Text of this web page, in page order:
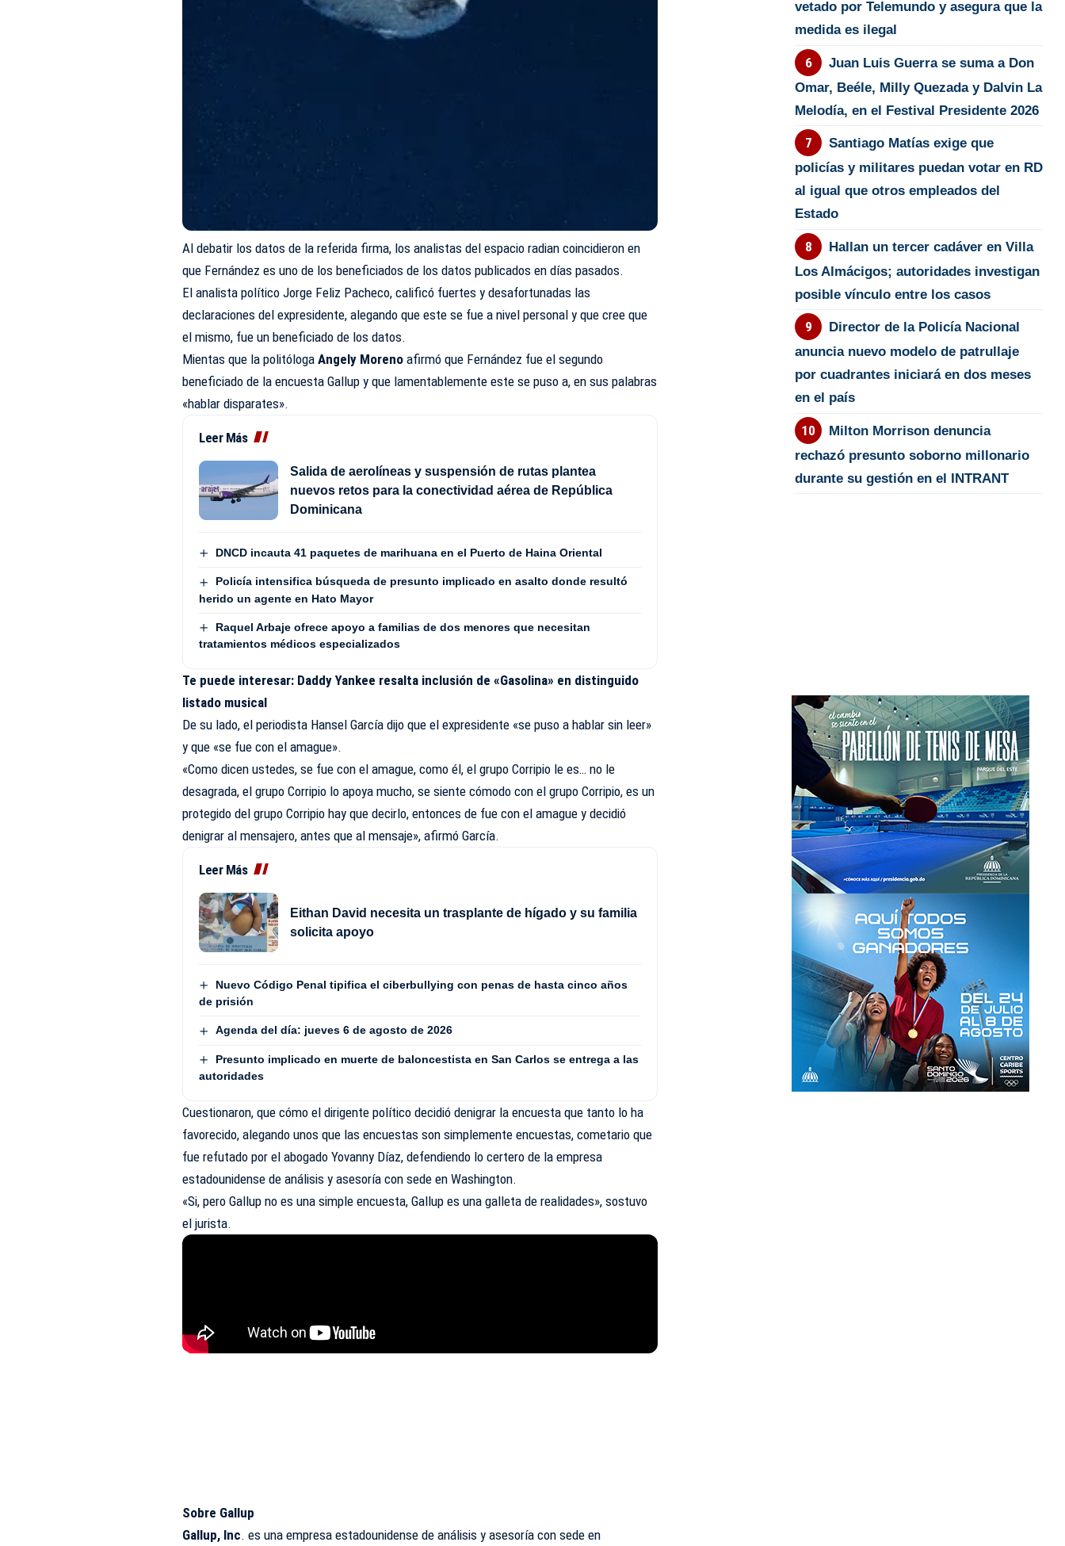
Al debatir los datos de la referida firma, los analistas del espacio radian coincidieron en
que Fernández es uno de los beneficiados de los datos publicados en días pasados.
El analista político Jorge Feliz Pacheco, calificó fuertes y desafortunadas las
declaraciones del expresidente, alegando que este se fue a nivel personal y que cree que
el mismo, fue un beneficiado de los datos.
Mientas que la politólogaAngely Moreno afirmó que Fernández fue el segundo
beneficiado de la encuesta Gallup y que lamentablemente este se puso a, en sus palabras
«hablar disparates».
Leer Más
Salida de aerolíneas y suspensión de rutas plantea
nuevos retos para la conectividad aérea de República
Dominicana
DNCD incauta 41 paquetes de marihuana en el Puerto de Haina Oriental
Policía intensifica búsqueda de presunto implicado en asalto donde resultó
herido un agente en Hato Mayor
Raquel Arbaje ofrece apoyo a familias de dos menores que necesitan
tratamientos médicos especializados
Te puede interesar: Daddy Yankee resalta inclusión de «Gasolina» en distinguido
listado musical
De su lado, el periodista Hansel García dijo que el expresidente «se puso a hablar sin leer»
y que «se fue con el amague».
«Como dicen ustedes, se fue con el amague, como él, el grupo Corripio le es… no le
desagrada, el grupo Corripio lo apoya mucho, se siente cómodo con el grupo Corripio, es un
protegido del grupo Corripio hay que decirlo, entonces de fue con el amague y decidió
denigrar al mensajero, antes que al mensaje», afirmó García.
Leer Más
Eithan David necesita un trasplante de hígado y su familia
solicita apoyo
Nuevo Código Penal tipifica el ciberbullying con penas de hasta cinco años
de prisión
Agenda del día: jueves 6 de agosto de 2026
Presunto implicado en muerte de baloncestista en San Carlos se entrega a las
autoridades
Cuestionaron, que cómo el dirigente político decidió denigrar la encuesta que tanto lo ha
favorecido, alegando unos que las encuestas son simplemente encuestas, cometario que
fue refutado por el abogado Yovanny Díaz, defendiendo lo certero de la empresa
estadounidense de análisis y asesoría con sede en Washington.
«Si, pero Gallup no es una simple encuesta, Gallup es una galleta de realidades», sostuvo
el jurista.
Sobre Gallup
Gallup, Inc. es una empresa estadounidense de análisis y asesoría con sede en
vetado por Telemundo y asegura que la
medida es ilegal
Juan Luis Guerra se suma a Don
Omar, Beéle, Milly Quezada y Dalvin La
Melodía, en el Festival Presidente 2026
Santiago Matías exige que
policías y militares puedan votar en RD
al igual que otros empleados del
Estado
Hallan un tercer cadáver en Villa
Los Almácigos; autoridades investigan
posible vínculo entre los casos
Director de la Policía Nacional
anuncia nuevo modelo de patrullaje
por cuadrantes iniciará en dos meses
en el país
Milton Morrison denuncia
rechazó presunto soborno millonario
durante su gestión en el INTRANT